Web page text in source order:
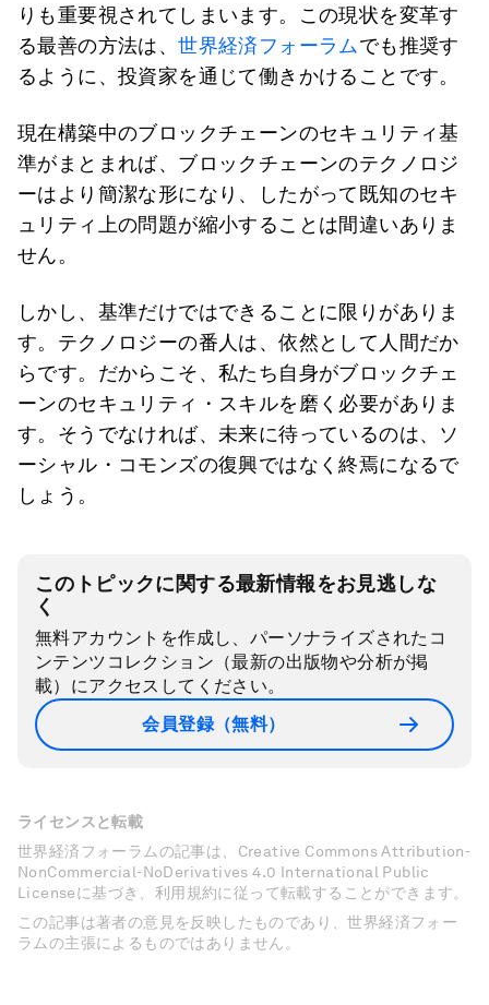
りも重要視されてしまいます。この現状を変革す
る最善の方法は、世界経済フォーラムでも推奨す
るように、投資家を通じて働きかけることです。
現在構築中のブロックチェーンのセキュリティ基
準がまとまれば、ブロックチェーンのテクノロジ
ーはより簡潔な形になり、したがって既知のセキ
ュリティ上の問題が縮小することは間違いありま
せん。
しかし、基準だけではできることに限りがありま
す。テクノロジーの番人は、依然として人間だか
らです。だからこそ、私たち自身がブロックチェ
ーンのセキュリティ・スキルを磨く必要がありま
す。そうでなければ、未来に待っているのは、ソ
ーシャル・コモンズの復興ではなく終焉になるで
しょう。
このトピックに関する最新情報をお見逃しな
く
無料アカウントを作成し、パーソナライズされたコ
ンテンツコレクション（最新の出版物や分析が掲
載）にアクセスしてください。
会員登録（無料）
ライセンスと転載
世界経済フォーラムの記事は、Creative Commons Attribution-
NonCommercial-NoDerivatives 4.0 International Public
Licenseに基づき、利用規約に従って転載することができます。
この記事は著者の意見を反映したものであり、世界経済フォー
ラムの主張によるものではありません。